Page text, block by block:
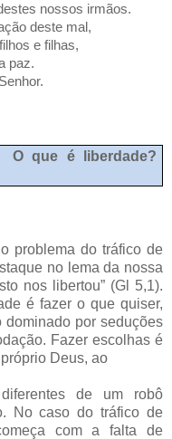
nossos irmãos.
deste mal,
e filhas,
paz.
O que é liberdade?
problema do tráfico de
no lema da nossa
nos libertou” (Gl 5,1).
é fazer o que quiser,
dominado por seduções
Fazer escolhas é
Deus, ao
de um robô
No caso do tráfico de
com a falta de